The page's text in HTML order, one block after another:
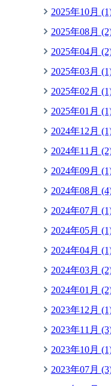
2025年10月
2025年08月
2025年04月
2025年03月
2025年02月
2025年01月
2024年12月
2024年11月
2024年09月
2024年08月
2024年07月
2024年05月
2024年04月
2024年03月
2024年01月
2023年12月
2023年11月
2023年10月
2023年07月